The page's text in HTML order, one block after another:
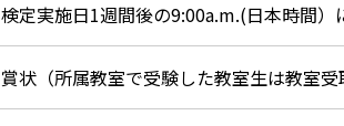
検定実施日1週間後の9:00a.m.(日本時間
賞状（所属教室で受験した教室生は教室受